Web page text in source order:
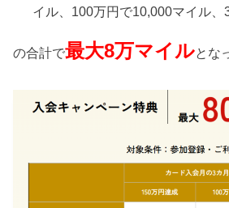
イル、100万円で10,000マイル
の合計で最大8万マイルとな